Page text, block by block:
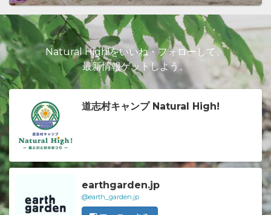
Natural High!をいいね・フォローして、
最新情報ゲットしよう。
道志村キャンプ Natural High!
earthgarden.jp
@earth_garden.jp